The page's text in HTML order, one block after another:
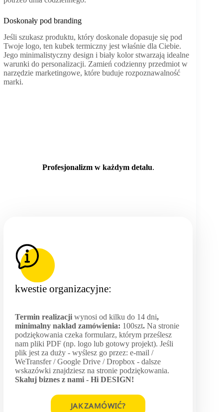
Doskonały pod branding
Jeśli szukasz produktu, który doskonale dopasuje się pod
Twoje logo, ten kubek termiczny jest właśnie dla Ciebie.
Jego minimalistyczny design i biały kolor stwarzają idealne
warunki do personalizacji. Zamień codzienny przedmiot w
narzędzie marketingowe, które buduje rozpoznawalność
marki.
Profesjonalizm w każdym detalu.
kwestie organizacyjne:
Termin realizacji wynosi od kilku do 14 dni,
minimalny nakład zamówienia: 100szt. Na stronie
podziękowania czeka formularz, którym prześlesz
nam pliki PDF (np. logo lub gotowy projekt). Jeśli
plik jest za duży - wyślesz go przez: e-mail /
WeTransfer / Google Drive / Dropbox - dalsze
wskazówki znajdziesz na stronie podziękowania.
Skaluj biznes z nami - Hi DESIGN!
JAK ZAMÓWIĆ?